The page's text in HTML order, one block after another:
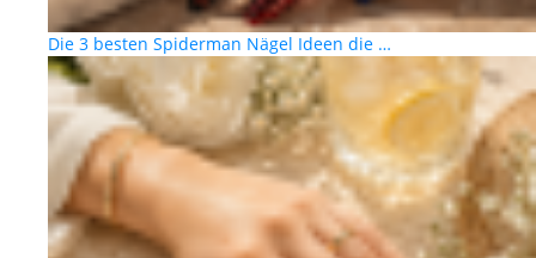
Die 3 besten Spiderman Nägel Ideen die …